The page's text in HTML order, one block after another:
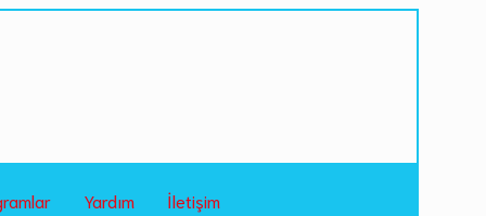
Yardım İletişim